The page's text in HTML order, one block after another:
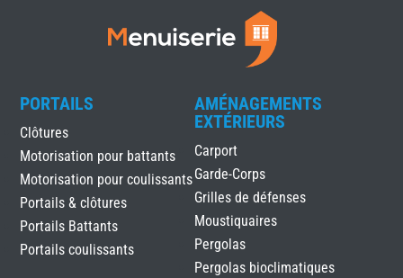
PORTAILS
Clôtures
Motorisation pour battants
Motorisation pour coulissants
Portails & clôtures
Portails Battants
Portails coulissants
AMÉNAGEMENTS
EXTÉRIEURS
Carport
Garde-Corps
Grilles de défenses
Moustiquaires
Pergolas
Pergolas bioclimatiques